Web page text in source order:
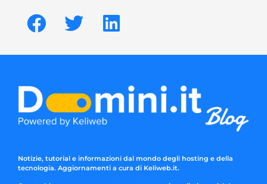
Notizie, tutorial e informazioni dal mondo degli hosting e della
tecnologia. Aggiornamenti a cura di Keliweb.it.